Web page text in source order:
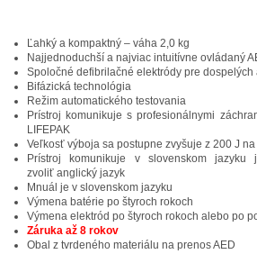
Ľahký a kompaktný – váha 2,0 kg
Najjednoduchší a najviac intuitívne ovládaný
Spoločné defibrilačné elektródy pre dospelých
Bifázická technológia
Režim automatického testovania
Prístroj komunikuje s profesionálnymi
LIFEPAK
Veľkosť výboja sa postupne zvyšuje z 200 J
Prístroj komunikuje v slovenskom jazyku
zvoliť anglický jazyk
Mnuál je v slovenskom jazyku
Výmena batérie po štyroch rokoch
Výmena elektród po štyroch rokoch alebo po
Záruka až 8 rokov
Obal z tvrdeného materiálu na prenos AED